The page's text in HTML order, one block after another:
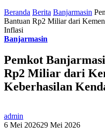
Beranda Berita Banjarmasin
Bantuan Rp2 Miliar dari
Inflasi
Banjarmasin
Pemkot
Rp2 Miliar dari
Keberhasilan
admin
6 Mei 202629 Mei 2026